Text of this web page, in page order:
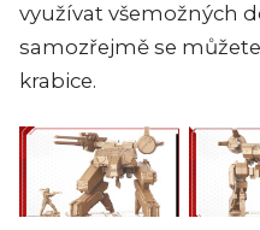
využívat všemožných
samozřejmě se
krabice.